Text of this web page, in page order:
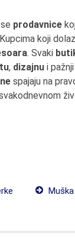
prodavnice
koji
. Svaki
, dizajnu i
spajaju na